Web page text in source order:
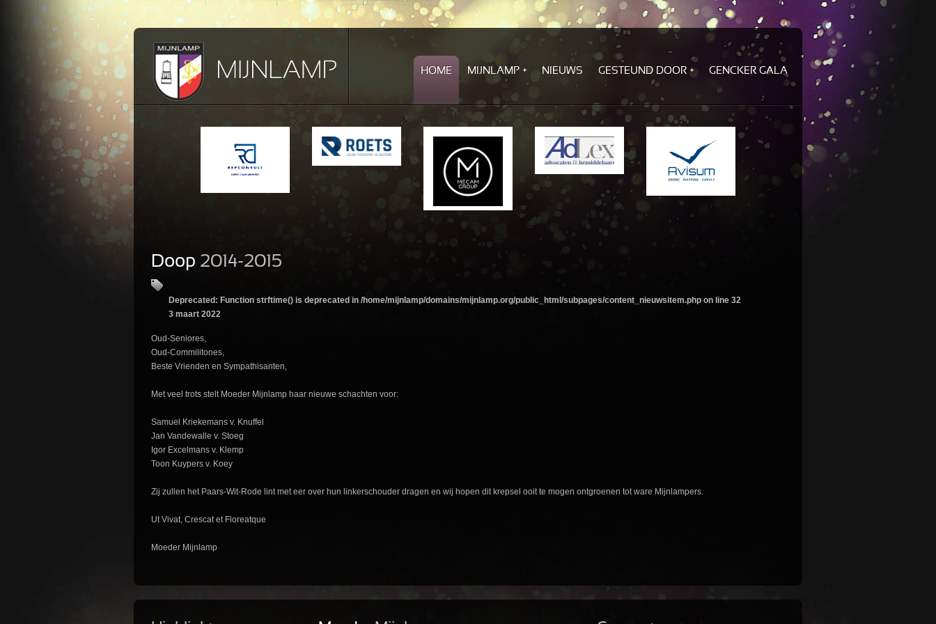
HOME MIJNLAMP NIEUWS GESTEUND DOOR GENCKER GALA
Doop 2014-2015
Deprecated : Function strftime() is deprecated in /home/mijnlamp/domains/mijnlamp.org/public_html/subpages/content_nieuwsitem.php on line 32
3 maart 2022
Oud-Seniores,
Oud-Commilitones,
Beste Vrienden en Sympathisanten,
Met veel trots stelt Moeder Mijnlamp haar nieuwe schachten voor:
Samuel Kriekemans v. Knuffel
Jan Vandewalle v. Stoeg
Igor Excelmans v. Klemp
Toon Kuypers v. Koey
Zij zullen het Paars-Wit-Rode lint met eer over hun linkerschouder dragen en wij hopen dit krepsel ooit te mogen ontgroenen tot ware Mijnlampers.
Ut Vivat, Crescat et Floreatque
Moeder Mijnlamp